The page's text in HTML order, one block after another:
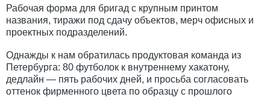
Рабочая форма для бригад с крупным принтом
названия, тиражи под сдачу объектов, мерч офисных и
проектных подразделений.
Однажды к нам обратилась продуктовая команда из
Петербурга: 80 футболок к внутреннему хакатону,
дедлайн — пять рабочих дней, и просьба согласовать
оттенок фирменного цвета по образцу с прошлого